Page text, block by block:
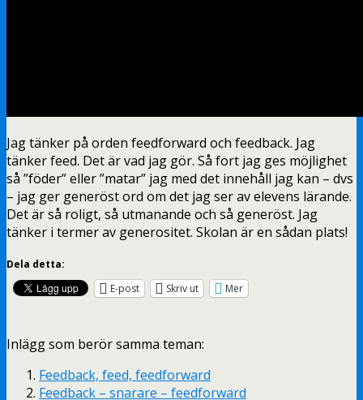
Jag tänker på orden feedforward och feedback. Jag
tänker feed. Det är vad jag gör. Så fort jag ges möjlighet
så ”föder” eller ”matar” jag med det innehåll jag kan – dvs
– jag ger generöst ord om det jag ser av elevens lärande.
Det är så roligt, så utmanande och så generöst. Jag
tänker i termer av generositet. Skolan är en sådan plats!
Dela detta:
E-post
Skriv ut Mer
Inlägg som berör samma teman:
Feedback, feed, feedforward
Feedback – snarare – feedforward